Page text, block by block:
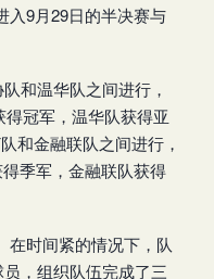
入9月29日的半决赛与
和温华队之间进行，
冠军，温华队获得亚
和金融联队之间进行，
季军，金融联队获得
在时间紧的情况下，队
，组织队伍完成了三